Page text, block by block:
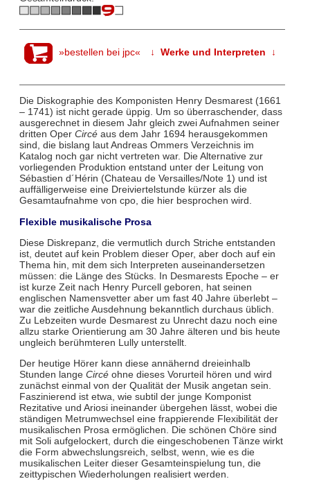
»bestellen bei jpc« ↓ Werke und Interpreten ↓
Die Diskographie des Komponisten Henry Desmarest (1661
– 1741) ist nicht gerade üppig. Um so überraschender, dass
ausgerechnet in diesem Jahr gleich zwei Aufnahmen seiner
dritten Oper Circéaus dem Jahr 1694 herausgekommen
sind, die bislang laut Andreas Ommers Verzeichnis im
Katalog noch gar nicht vertreten war. Die Alternative zur
vorliegenden Produktion entstand unter der Leitung von
Sébastien d´Hérin (Chateau de Versailles/Note 1) und ist
auffälligerweise eine Dreiviertelstunde kürzer als die
Gesamtaufnahme von cpo, die hier besprochen wird.
Flexible musikalische Prosa
Diese Diskrepanz, die vermutlich durch Striche entstanden
ist, deutet auf kein Problem dieser Oper, aber doch auf ein
Thema hin, mit dem sich Interpreten auseinandersetzen
müssen: die Länge des Stücks. In Desmarests Epoche – er
ist kurze Zeit nach Henry Purcell geboren, hat seinen
englischen Namensvetter aber um fast 40 Jahre überlebt –
war die zeitliche Ausdehnung bekanntlich durchaus üblich.
Zu Lebzeiten wurde Desmarest zu Unrecht dazu noch eine
allzu starke Orientierung am 30 Jahre älteren und bis heute
ungleich berühmteren Lully unterstellt.
Der heutige Hörer kann diese annähernd dreieinhalb
Stunden lange Circéohne dieses Vorurteil hören und wird
zunächst einmal von der Qualität der Musik angetan sein.
Faszinierend ist etwa, wie subtil der junge Komponist
Rezitative und Ariosi ineinander übergehen lässt, wobei die
ständigen Metrumwechsel eine frappierende Flexibilität der
musikalischen Prosa ermöglichen. Die schönen Chöre sind
mit Soli aufgelockert, durch die eingeschobenen Tänze wirkt
die Form abwechslungsreich, selbst, wenn, wie es die
musikalischen Leiter dieser Gesamteinspielung tun, die
zeittypischen Wiederholungen realisiert werden.